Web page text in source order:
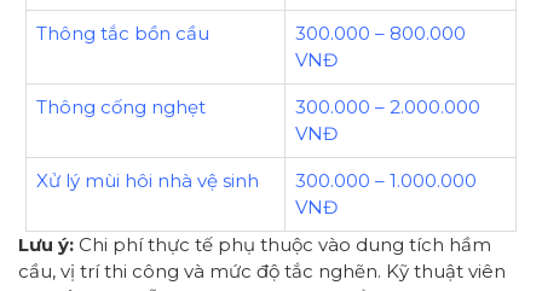
Thông tắc bồn cầu
300.000 – 800.000
VNĐ
Thông cống nghẹt
300.000 – 2.000.000
VNĐ
Xử lý mùi hôi nhà vệ sinh
300.000 – 1.000.000
VNĐ
Lưu ý: Chi phí thực tế phụ thuộc vào dung tích hầm
cầu, vị trí thi công và mức độ tắc nghẽn. Kỹ thuật viên